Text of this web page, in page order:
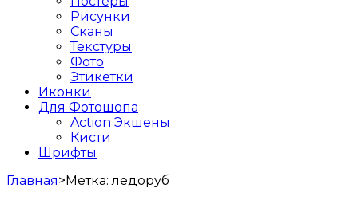
Рисунки
Сканы
Текстуры
Фото
Этикетки
Иконки
Для Фотошопа
Action Экшены
Кисти
Шрифты
Главная>Метка:ледоруб